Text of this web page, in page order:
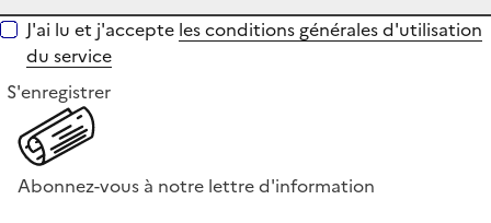
J'ai lu et j'accepte les conditions générales d'utilisation
du service
S'enregistrer
Abonnez-vous à notre lettre d'information